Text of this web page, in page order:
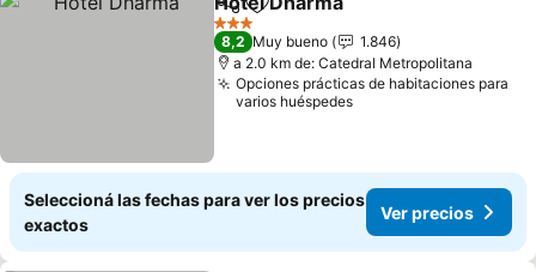
CompartirAñadir a favoritos
3 Estrellas
8,2 Muy bueno
1.846
a 2.0 km de: Catedral Metropolitana
Opciones prácticas de habitaciones para
varios huéspedes
Seleccioná las fechas para ver los precios
exactos
Ver precios